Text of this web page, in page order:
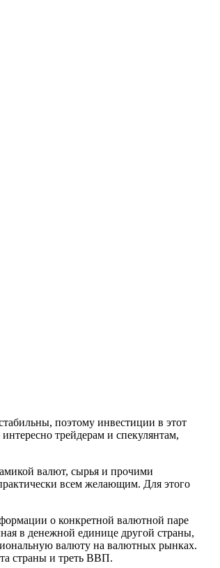
поэтому инвестиции в этот
трейдерам и спекулянтам,
валют, сырья и прочими
всем желающим. Для этого
о конкретной валютной паре
в денежной единице другой страны,
валюту на валютных рынках.
страны и треть ВВП.